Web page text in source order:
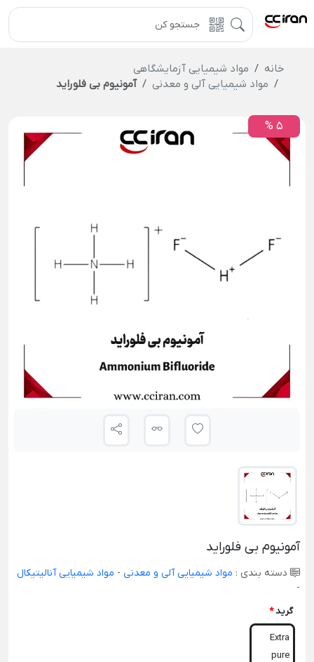
خانه
مواد شیمیایی آزمایشگاهی
مواد شیمیایی آلی و معدنی
آمونیوم بی‌ فلوراید
5 %
آمونیوم بی‌ فلوراید
دسته بندی : مواد شیمیایی آلی و معدنی - مواد شیمیایی آنالیتیکال
-
گرید*
Extra
pure